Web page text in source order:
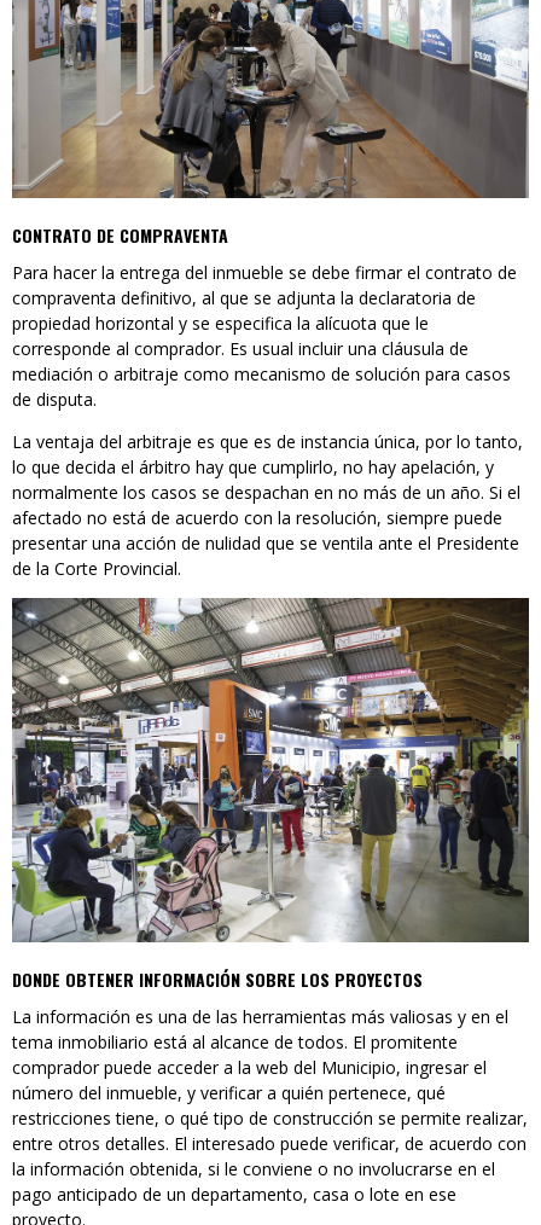
CONTRATO DE COMPRAVENTA
Para hacer la entrega del inmueble se debe firmar el contrato de
compraventa definitivo, al que se adjunta la declaratoria de
propiedad horizontal y se especifica la alícuota que le
corresponde al comprador. Es usual incluir una cláusula de
mediación o arbitraje como mecanismo de solución para casos
de disputa.
La ventaja del arbitraje es que es de instancia única, por lo tanto,
lo que decida el árbitro hay que cumplirlo, no hay apelación, y
normalmente los casos se despachan en no más de un año. Si el
afectado no está de acuerdo con la resolución, siempre puede
presentar una acción de nulidad que se ventila ante el Presidente
de la Corte Provincial.
DONDE OBTENER INFORMACIÓN SOBRE LOS PROYECTOS
La información es una de las herramientas más valiosas y en el
tema inmobiliario está al alcance de todos. El promitente
comprador puede acceder a la web del Municipio, ingresar el
número del inmueble, y verificar a quién pertenece, qué
restricciones tiene, o qué tipo de construcción se permite realizar,
entre otros detalles. El interesado puede verificar, de acuerdo con
la información obtenida, si le conviene o no involucrarse en el
pago anticipado de un departamento, casa o lote en ese
proyecto.